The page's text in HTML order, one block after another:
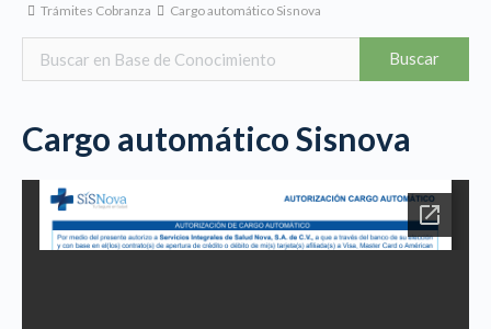
Trámites Cobranza
Cargo automático Sisnova
Cargo automático Sisnova